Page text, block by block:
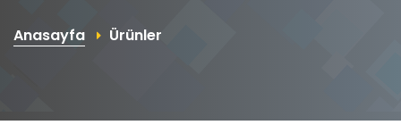
Anasayfa Ürünler